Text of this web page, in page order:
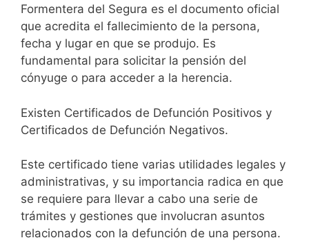
Formentera del Segura es el documento oficial
que acredita el fallecimiento de la persona,
fecha y lugar en que se produjo. Es
fundamental para solicitar la pensión del
cónyuge o para acceder a la herencia.
Existen Certificados de Defunción Positivos y
Certificados de Defunción Negativos.
Este certificado tiene varias utilidades legales y
administrativas, y su importancia radica en que
se requiere para llevar a cabo una serie de
trámites y gestiones que involucran asuntos
relacionados con la defunción de una persona.